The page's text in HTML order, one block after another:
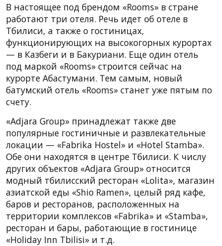
В настоящее под брендом «Rooms» в стране
работают три отеля. Речь идет об отеле в
Тбилиси, а также о гостиницах,
функционирующих на высокогорных курортах
— в Казбеги и в Бакуриани. Еще один отель
под маркой «Rooms» строится сейчас на
курорте Абастумани. Тем самым, новый
батумский отель «Rooms» станет уже пятым по
счету.
«Adjara Group» принадлежат также две
популярные гостиничные и развлекательные
локации — «Fabrika Hostel» и «Hotel Stamba».
Обе они находятся в центре Тбилиси. К числу
других объектов «Adjara Group» относится
модный тбилисский ресторан «Lolita», магазин
азиатской еды «Shio Ramen», целый ряд кафе,
баров и ресторанов, расположенных на
территории комплексов «Fabrika» и «Stamba»,
ресторан и бары, работающие в гостинице
«Holiday Inn Tbilisi» и т.д.